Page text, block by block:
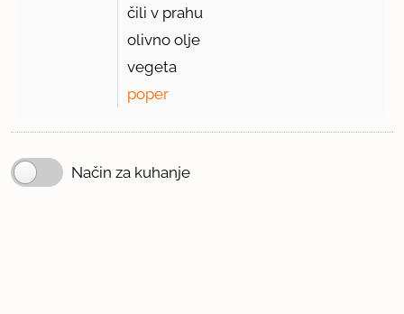
čili v prahu
olivno olje
vegeta
poper
Način za kuhanje